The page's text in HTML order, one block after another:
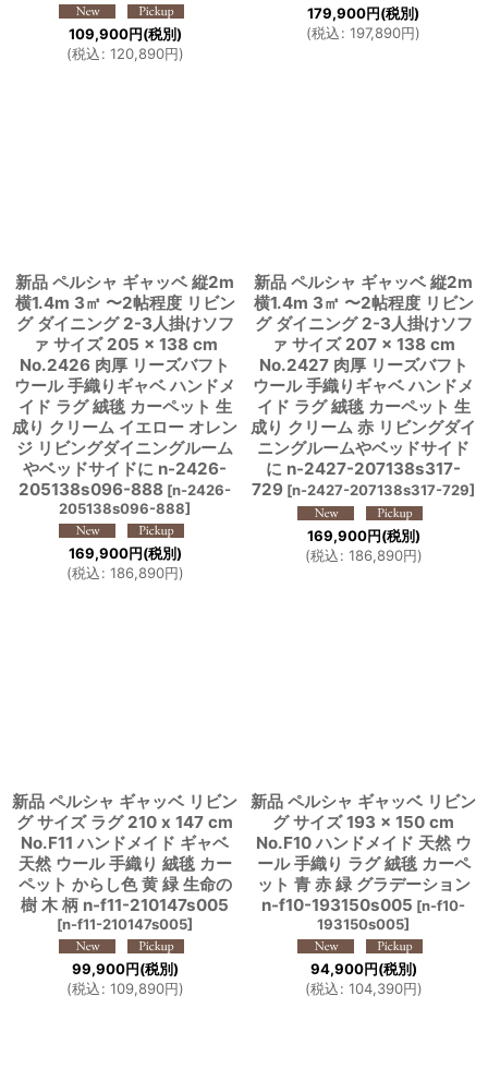
109,900円(税別)
(税込: 120,890円)
179,900円(税別)
(税込: 197,890円)
新品 ペルシャ ギャッベ 縦2m
横1.4m 3㎡ 〜2帖程度 リビン
グ ダイニング 2-3人掛けソフ
ァ サイズ 205 × 138 cm
No.2426 肉厚 リーズバフト
ウール 手織りギャベ ハンドメ
イド ラグ 絨毯 カーペット 生
成り クリーム イエロー オレン
ジ リビングダイニングルーム
やベッドサイドに n-2426-
205138s096-888 [n-2426-
205138s096-888]
169,900円(税別)
(税込: 186,890円)
新品 ペルシャ ギャッベ 縦2m
横1.4m 3㎡ 〜2帖程度 リビン
グ ダイニング 2-3人掛けソフ
ァ サイズ 207 × 138 cm
No.2427 肉厚 リーズバフト
ウール 手織りギャベ ハンドメ
イド ラグ 絨毯 カーペット 生
成り クリーム 赤 リビングダイ
ニングルームやベッドサイド
に n-2427-207138s317-
729 [n-2427-207138s317-729]
169,900円(税別)
(税込: 186,890円)
新品 ペルシャ ギャッベ リビン
グ サイズ ラグ 210 x 147 cm
No.F11 ハンドメイド ギャベ
天然 ウール 手織り 絨毯 カー
ペット からし色 黄 緑 生命の
樹 木 柄 n-f11-210147s005
[n-f11-210147s005]
99,900円(税別)
(税込: 109,890円)
新品 ペルシャ ギャッベ リビン
グ サイズ 193 × 150 cm
No.F10 ハンドメイド 天然 ウ
ール 手織り ラグ 絨毯 カーペ
ット 青 赤 緑 グラデーション
n-f10-193150s005 [n-f10-
193150s005]
94,900円(税別)
(税込: 104,390円)